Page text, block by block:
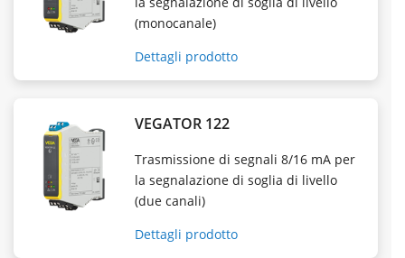
(monocanale)
Dettagli prodotto
VEGATOR 122
Trasmissione di segnali 8/16 mA per
la segnalazione di soglia di livello
(due canali)
Dettagli prodotto